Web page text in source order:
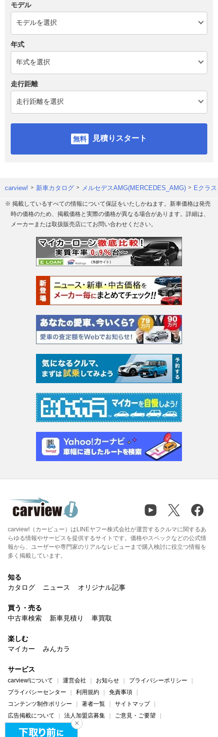
モデル
年式
走行距離
見積りスタート
carview! 新車カタログ メルセデスAMG(MERCEDES_AMG) Eクラ
※ 掲載しているすべての情報について保証をいたしかねます。新車価格は発売
時の価格のため、掲載価格と実際の価格が異なる場合があります。詳細は、
メーカーまたは取扱販売店にてお問い合わせください。
carview!（カービュー）はLINEヤフー株式会社が運営するクルマに関するあ
らゆる情報やサービスを提供するサイトです。価格やスペックなどの公式情
報から、ユーザーや専門家のリアルなレビューまで購入検討に役立つ情報を
多く掲載しています。
知る
カタログ
ニュース オリジナル記事
買う・売る
中古車検索
新車見積り 車買取
楽しむ
マイカー
みんカラ
サービス
carview!について 運営会社 お知らせ
プライバシーポリシー
プライバシーセンター
利用規約
免責事項
コンテンツ制作ポリシー
著者一覧
サイトマップ
広告掲載について
法人加盟店募集
ご意見・ご要望
ヘルプ・お問い合わせ